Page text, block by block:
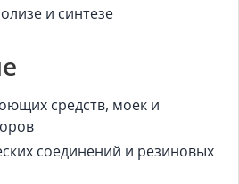
и синтезе
средств, моек и
соединений и резиновых